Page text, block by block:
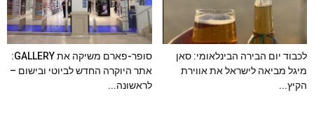
לכבוד יום הבירה הבינלאומי: סאן
מיגל מביאה לישראל את אווירת
הקיץ...
סופר-פארם משיקה את GALLERY:
אתר היוקרה החדש לביוטי ובישום –
לראשונה...